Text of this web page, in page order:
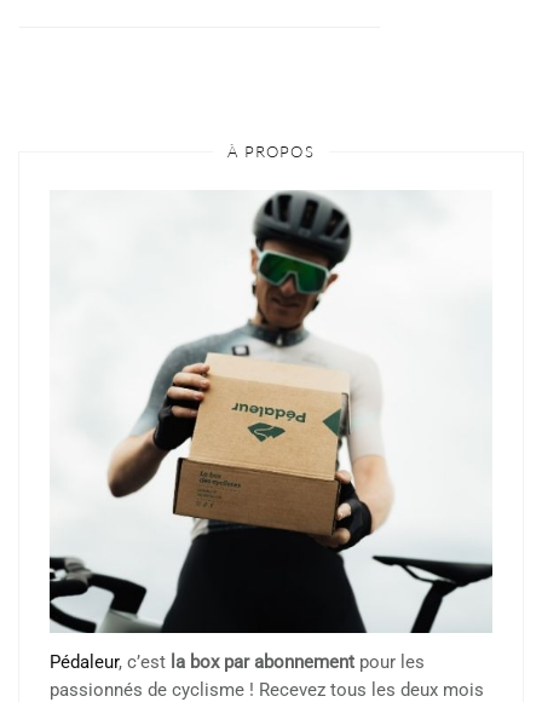
À PROPOS
Pédaleur, c’est la box par abonnement pour les
passionnés de cyclisme ! Recevez tous les deux mois